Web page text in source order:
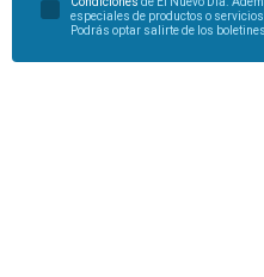
especiales de productos o
Podrás optar salirte de los